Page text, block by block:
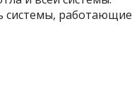
системы, работающие